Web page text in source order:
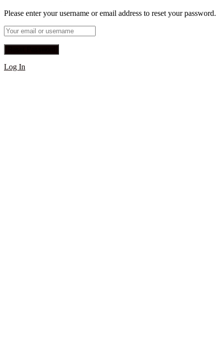
Please enter your username or email address to reset your password.
Log In